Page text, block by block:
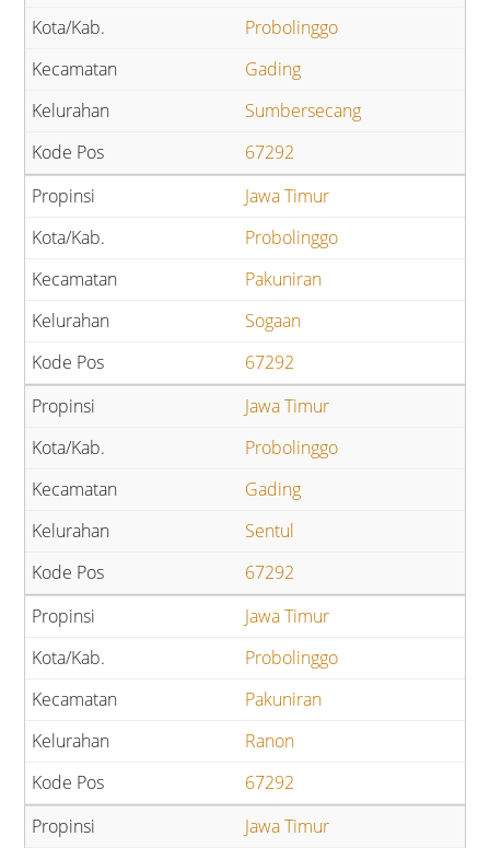
Probolinggo
Gading
Sumbersecang
67292
Jawa Timur
Probolinggo
Pakuniran
Sogaan
67292
Jawa Timur
Probolinggo
Gading
Sentul
67292
Jawa Timur
Probolinggo
Pakuniran
Ranon
67292
Jawa Timur